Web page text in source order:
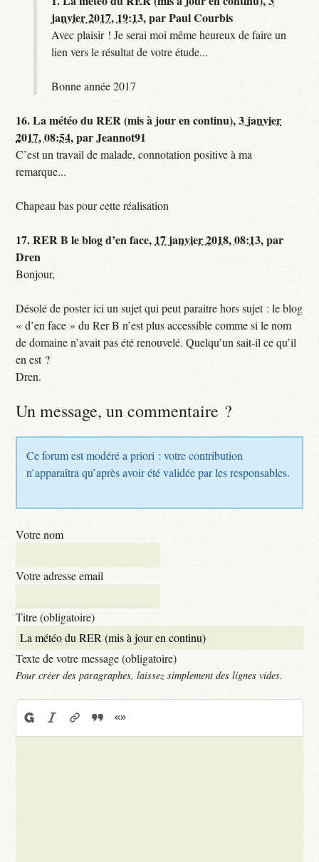
janvier 2017, 19:13,parPaul Courbis
Avec plaisir ! Je serai moi même heureux de faire un
lien vers le résultat de votre étude...
Bonne année 2017
16.La météo du RER (mis à jour en continu),3 janvier
2017, 08:54,parJeannot91
C’est un travail de malade, connotation positive à ma
remarque...
Chapeau bas pour cette réalisation
17.RER B le blog d’en face, 17 janvier 2018, 08:13,par
Dren
Bonjour,
Désolé de poster ici un sujet qui peut paraitre hors sujet : le blog
« d’en face » du Rer B n’est plus accessible comme si le nom
de domaine n’avait pas été renouvelé. Quelqu’un sait-il ce qu’il
en est ?
Dren.
Un message, un commentaire ?
Ce forum est modéré a priori : votre contribution
n’apparaîtra qu’après avoir été validée par les responsables.
Votre nom
Votre adresse email
Titre (obligatoire)
Texte de votre message (obligatoire)
Pour créer des paragraphes, laissez simplement des lignes vides.